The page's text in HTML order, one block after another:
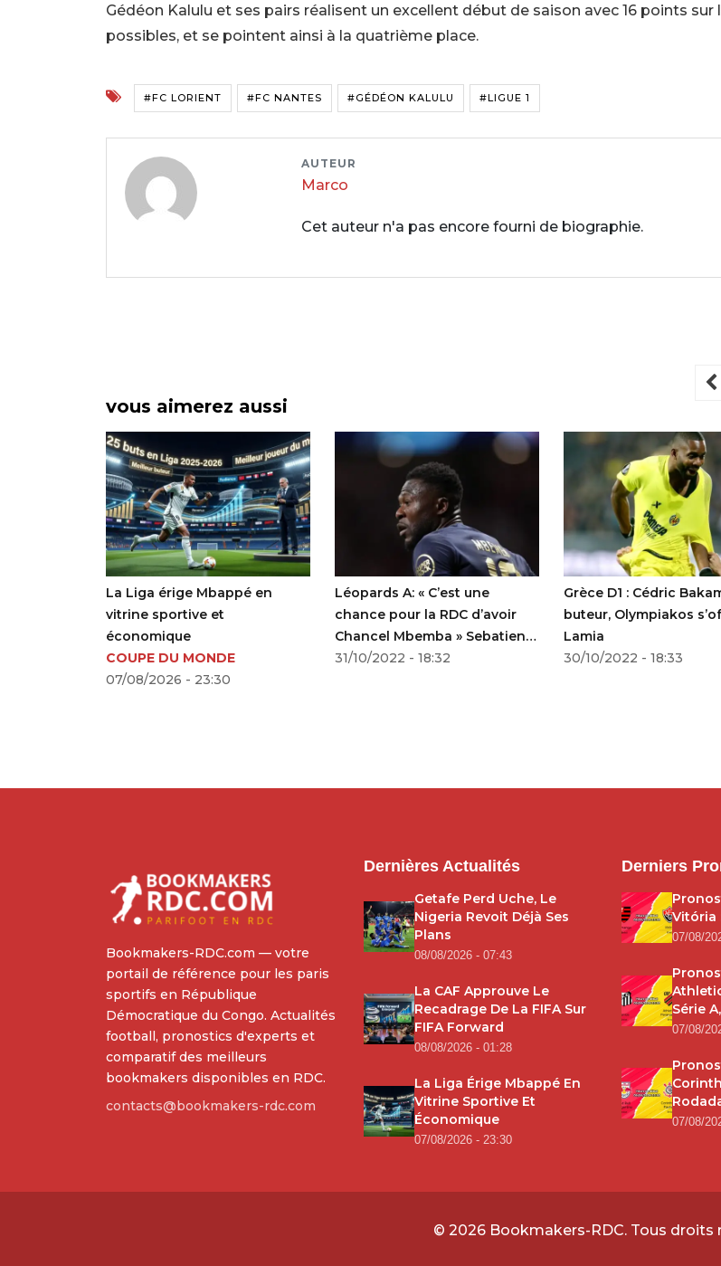
Gédéon Kalulu et ses pairs réalisent un excellent début de saison avec 16 points sur
possibles, et se pointent ainsi à la quatrième place.
#FC LORIENT #FC NANTES #GÉDÉON KALULU #LIGUE 1
AUTEUR
Marco
Cet auteur n'a pas encore fourni de biographie.
vous aimerez aussi
La Liga érige Mbappé en
vitrine sportive et
économique
COUPE DU MONDE
07/08/2026 - 23:30
Léopards A: « C’est une
chance pour la RDC d’avoir
Chancel Mbemba » Sebatien
Desabre
31/10/2022 - 18:32
Grèce D1 : Cédric
buteur, Olympiakos
Lamia
30/10/2022 - 18:33
Bookmakers-RDC.com — votre
portail de référence pour les paris
sportifs en République
Démocratique du Congo. Actualités
football, pronostics d'experts et
comparatif des meilleurs
bookmakers disponibles en RDC.
contacts@bookmakers-rdc.com
Dernières Actualités
Getafe Perd Uche, Le
Nigeria Revoit Déjà Ses
Plans
08/08/2026 - 07:43
La CAF Approuve Le
Recadrage De La FIFA Sur
FIFA Forward
08/08/2026 - 01:28
La Liga Érige Mbappé En
Vitrine Sportive Et
Économique
07/08/2026 - 23:30
Derniers
Vitória
07/08/
Série
07/08/
07/08/
© 2026 Bookmakers-RDC. Tous droits